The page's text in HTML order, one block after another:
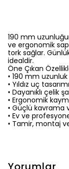
190 mm
ve ergonomik
tork sağlar.
idealdir.
Öne Çıkan
• 190 mm uzunluk
• Yıldız uç tasarımı
• Dayanıklı çelik
• Ergonomik
• Güçlü kavrama
• Ev ve
• Tamir, montaj